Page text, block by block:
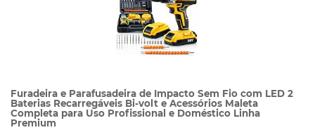
Furadeira e Parafusadeira de Impacto Sem Fio com LED 2
Baterias Recarregáveis Bi-volt e Acessórios Maleta
Completa para Uso Profissional e Doméstico Linha
Premium